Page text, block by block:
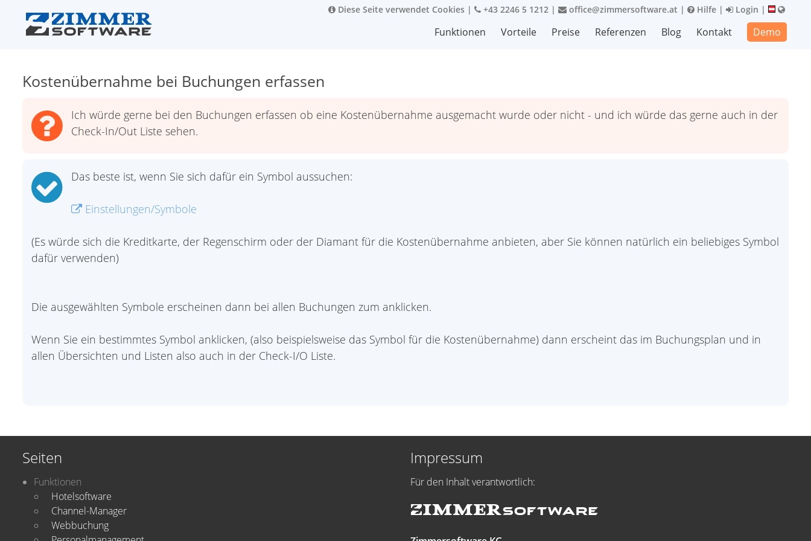
Diese Seite verwendet Cookies | +43 2246 5 1212 | office@zimmersoftware.at | Hilfe | Login |
Funktionen Vorteile Preise Referenzen Blog Kontakt Demo
Kostenübernahme bei Buchungen erfassen
Ich würde gerne bei den Buchungen erfassen ob eine Kostenübernahme ausgemacht wurde oder nicht - und ich würde das gerne auch in der
Check-In/Out Liste sehen.
Das beste ist, wenn Sie sich dafür ein Symbol aussuchen:
Einstellungen/Symbole
(Es würde sich die Kreditkarte, der Regenschirm oder der Diamant für die Kostenübernahme anbieten, aber Sie können natürlich ein beliebiges Symbol
dafür verwenden)
Die ausgewählten Symbole erscheinen dann bei allen Buchungen zum anklicken.
Wenn Sie ein bestimmtes Symbol anklicken, (also beispielsweise das Symbol für die Kostenübernahme) dann erscheint das im Buchungsplan und in
allen Übersichten und Listen also auch in der Check-I/O Liste.
Seiten
Funktionen
Hotelsoftware
Channel-Manager
Webbuchung
Impressum
Für den Inhalt verantwortlich: